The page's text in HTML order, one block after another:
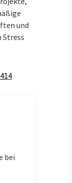
und
Stress
bei